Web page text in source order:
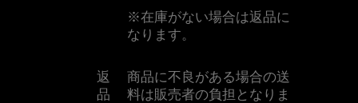
※在庫がない場合は返品に
なります。
返
品
商品に不良がある場合の送
料は販売者の負担となりま